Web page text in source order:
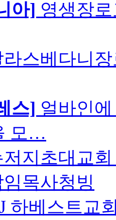
아] 영생장
라스베다니
스] 얼바인
모…
저지초대교
임목사청빙
하베스트교